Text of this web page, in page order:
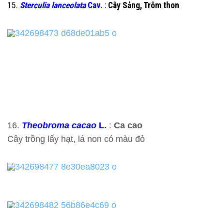
15. Sterculia lanceolataCav. : Cây Sảng, Trôm thon
16. Theobroma cacao L. : Ca cao
Cây trồng lấy hạt, lá non có màu đỏ